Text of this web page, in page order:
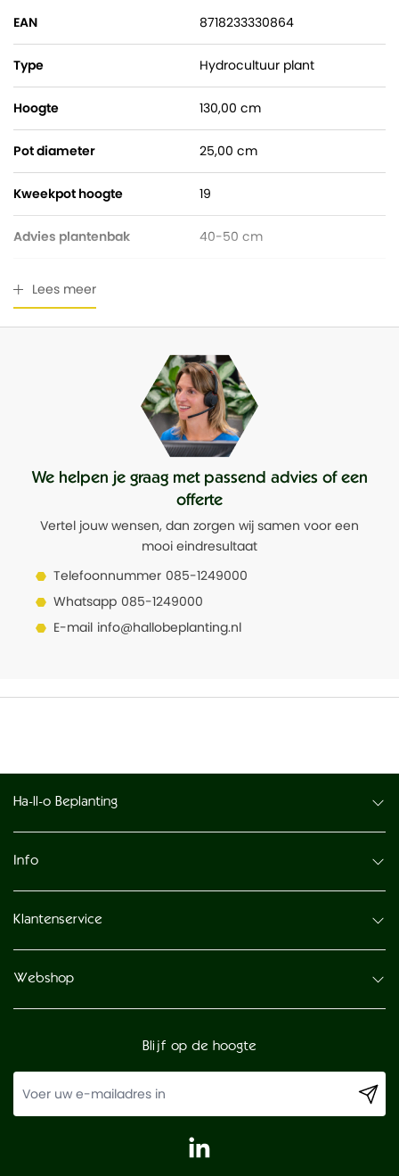
EAN 8718233330864
Type Hydrocultuur plant
Hoogte 130,00 cm
Pot diameter 25,00 cm
Kweekpot hoogte 19
Advies plantenbak 40-50 cm
Breedte 80
Lees meer
We helpen je graag met passend advies of een
offerte
Vertel jouw wensen, dan zorgen wij samen voor een
mooi eindresultaat
Telefoonnummer 085-1249000
Whatsapp 085-1249000
E-mail info@hallobeplanting.nl
Ha-ll-o Beplanting
Info
Klantenservice
Webshop
Blijf op de hoogte